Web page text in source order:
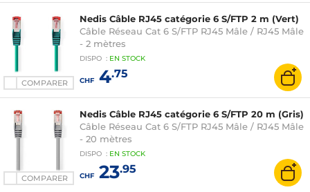
COMPARER
Nedis Câble RJ45 catégorie 6 S/FTP 2 m (Vert)
Câble Réseau Cat 6 S/FTP RJ45 Mâle / RJ45 Mâle
- 2 mètres
DISPO : EN STOCK
CHF4.75
COMPARER
Nedis Câble RJ45 catégorie 6 S/FTP 20 m (Gris)
Câble Réseau Cat 6 S/FTP RJ45 Mâle / RJ45 Mâle
- 20 mètres
DISPO : EN STOCK
CHF23.95